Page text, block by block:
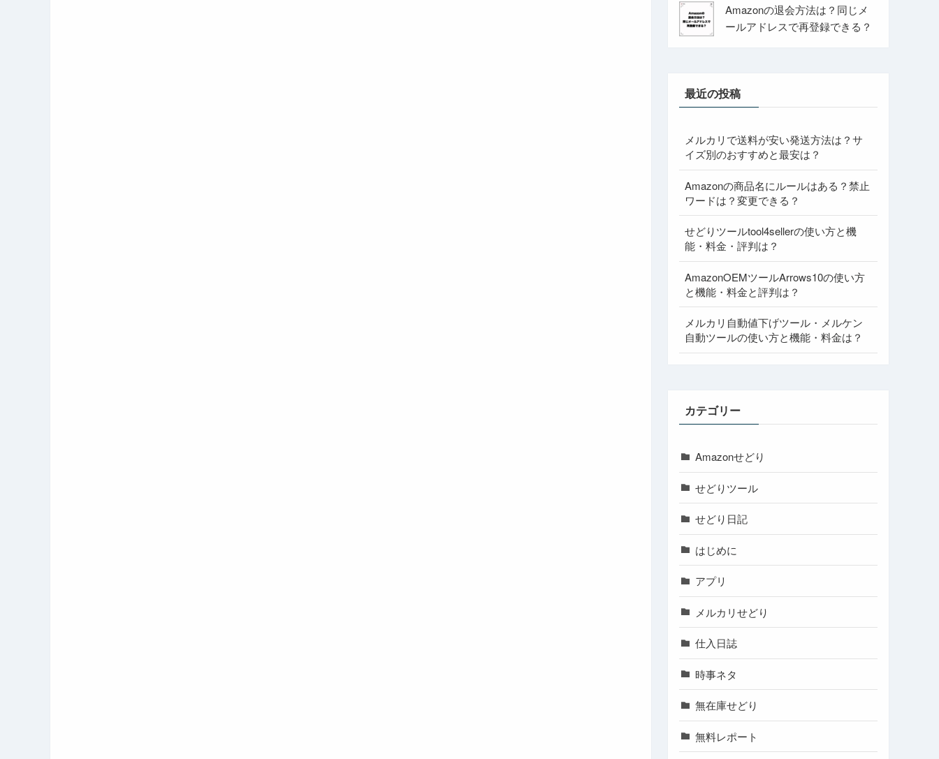
Amazonの退会方法は？同じメ
ールアドレスで再登録できる？
最近の投稿
メルカリで送料が安い発送方法は？サ
イズ別のおすすめと最安は？
Amazonの商品名にルールはある？禁止
ワードは？変更できる？
せどりツールtool4sellerの使い方と機
能・料金・評判は？
AmazonOEMツールArrows10の使い方
と機能・料金と評判は？
メルカリ自動値下げツール・メルケン
自動ツールの使い方と機能・料金は？
カテゴリー
Amazonせどり
せどりツール
せどり日記
はじめに
アプリ
メルカリせどり
仕入日誌
時事ネタ
無在庫せどり
無料レポート